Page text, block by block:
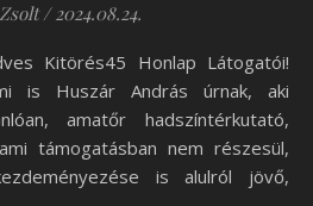
/ 2024.08.24.
is Huszár András úrnak, aki
amatőr hadszíntérkutató,
támogatásban nem részesül,
is alulról jövő,